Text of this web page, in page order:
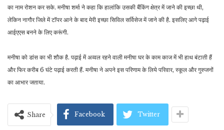
का नाम रोशन कर सके. मनीषा शर्मा ने कहा कि हालांकि उसकी बैंकिंग क्षेत्र में जाने की इच्छा थी,
लेकिन नागौर जिले में टॉपर आने के बाद मेरी इच्छा सिविल सर्विसेज में जाने की है. इसलिए आगे पढ़ाई
आईएएस बनने के लिए करूंगी.
मनीषा को डांस का भी शौक है. पढ़ाई में अव्वल रहने वाली मनीषा घर के काम काज में भी हाथ बंटाती हैं
और फिर करीब 6 घंटे पढ़ाई करती हैं. मनीषा ने अपने इस परिणाम के लिये परिवार, स्कूल और गुरुजनों
का आभार जताया.
Share Facebook Twitter